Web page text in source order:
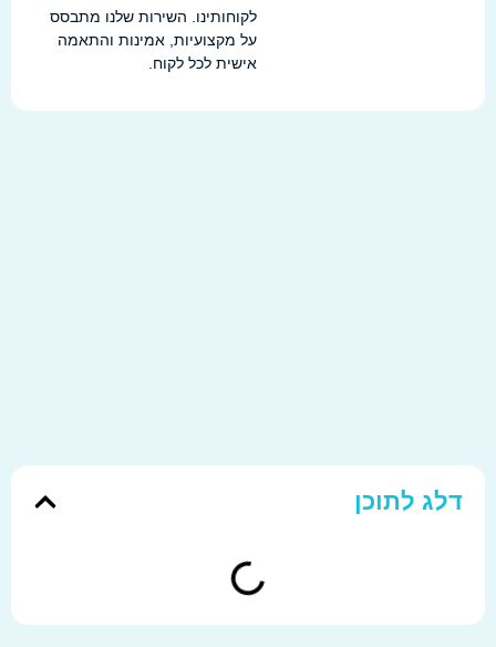
לקוחותינו. השירות שלנו מתבסס
על מקצועיות, אמינות והתאמה
אישית לכל לקוח.
לתוכן